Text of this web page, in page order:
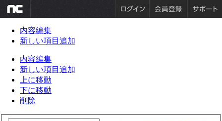
内容編集
新しい項目追加
内容編集
新しい項目追加
上に移動
下に移動
削除